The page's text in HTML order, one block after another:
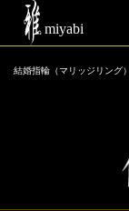
結婚指輪（マリッジリング